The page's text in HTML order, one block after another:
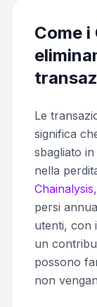
Come i
Le
significa
sbagliato
nella
Chainalysis
persi
utenti, con
un
possono
non